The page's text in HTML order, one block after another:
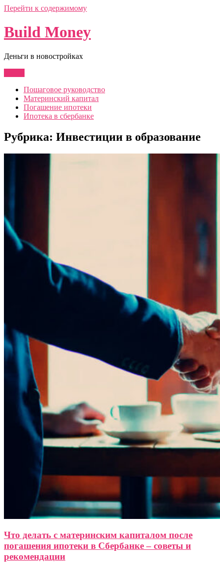
Перейти к содержимому
Build Money
Деньги в новостройках
Пошаговое руководство
Материнский капитал
Погашение ипотеки
Ипотека в сбербанке
Рубрика: Инвестиции в образование
Что делать с материнским капиталом после
погашения ипотеки в Сбербанке – советы и
рекомендации